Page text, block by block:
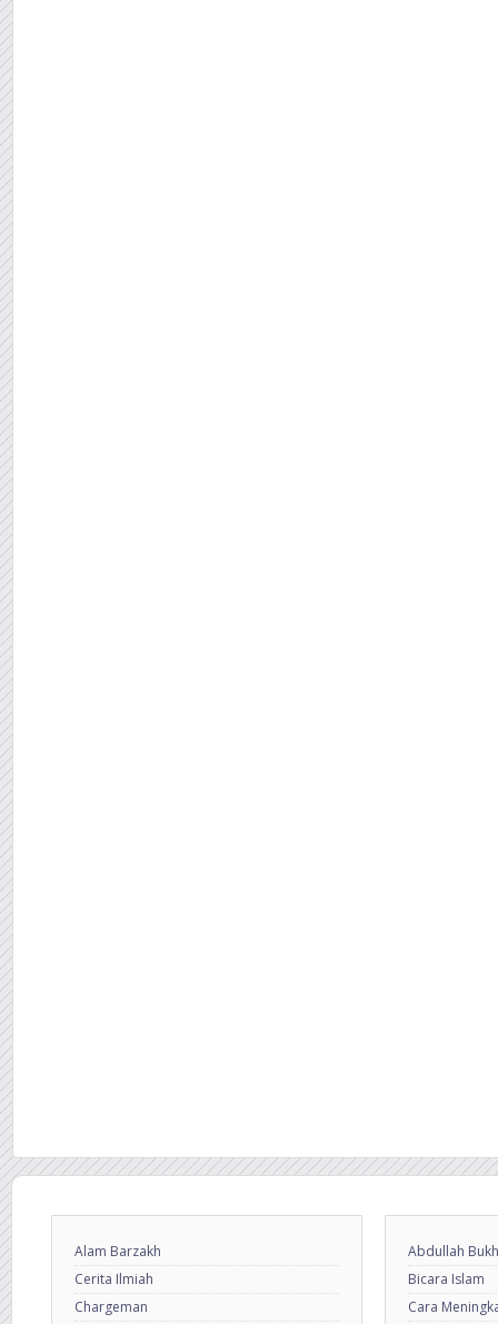
Alam Barzakh
Cerita Ilmiah
Chargeman
Abdullah
Bicara Islam
Cara